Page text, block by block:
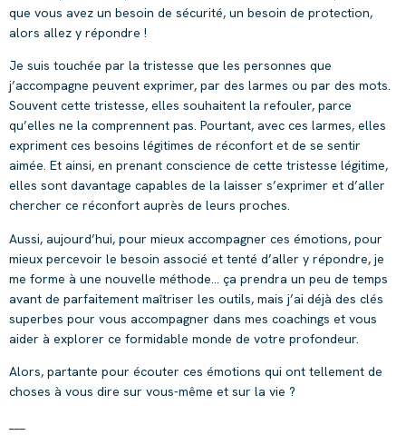
que vous avez un besoin de sécurité, un besoin de protection,
alors allez y répondre !
Je suis touchée par la tristesse que les personnes que
j’accompagne peuvent exprimer, par des larmes ou par des mots.
Souvent cette tristesse, elles souhaitent la refouler, parce
qu’elles ne la comprennent pas. Pourtant, avec ces larmes, elles
expriment ces besoins légitimes de réconfort et de se sentir
aimée. Et ainsi, en prenant conscience de cette tristesse légitime,
elles sont davantage capables de la laisser s’exprimer et d’aller
chercher ce réconfort auprès de leurs proches.
Aussi, aujourd’hui, pour mieux accompagner ces émotions, pour
mieux percevoir le besoin associé et tenté d’aller y répondre, je
me forme à une nouvelle méthode… ça prendra un peu de temps
avant de parfaitement maîtriser les outils, mais j’ai déjà des clés
superbes pour vous accompagner dans mes coachings et vous
aider à explorer ce formidable monde de votre profondeur.
Alors, partante pour écouter ces émotions qui ont tellement de
choses à vous dire sur vous-même et sur la vie ?